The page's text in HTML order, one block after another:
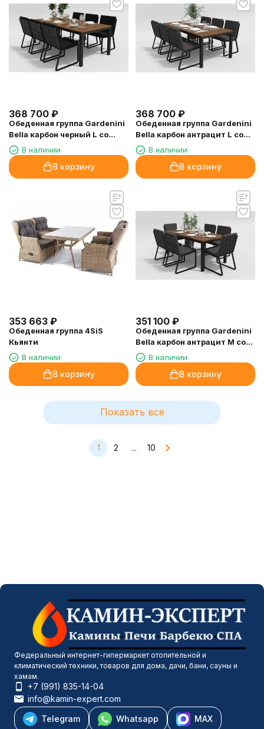
368 700 ₽
Обеденная группа Gardenini
Bella карбон черный L со
стульями Voglie
В наличии
В корзину
368 700 ₽
Обеденная группа Gardenini
Bella карбон антрацит L со
стульями Voglie
В наличии
В корзину
353 663 ₽
Обеденная группа 4SiS
Кьянти
В наличии
В корзину
351 100 ₽
Обеденная группа Gardenini
Bella карбон антрацит M со
стульями Voglie
В наличии
В корзину
Показать все
1 2 ... 10
Федеральный интернет-гипермаркет отопительной и
климатический техники, товаров для дома, дачи, бани, сауны и
хамам.
+7 (991) 835-14-04
info@kamin-expert.com
Telegram
Whatsapp MAX